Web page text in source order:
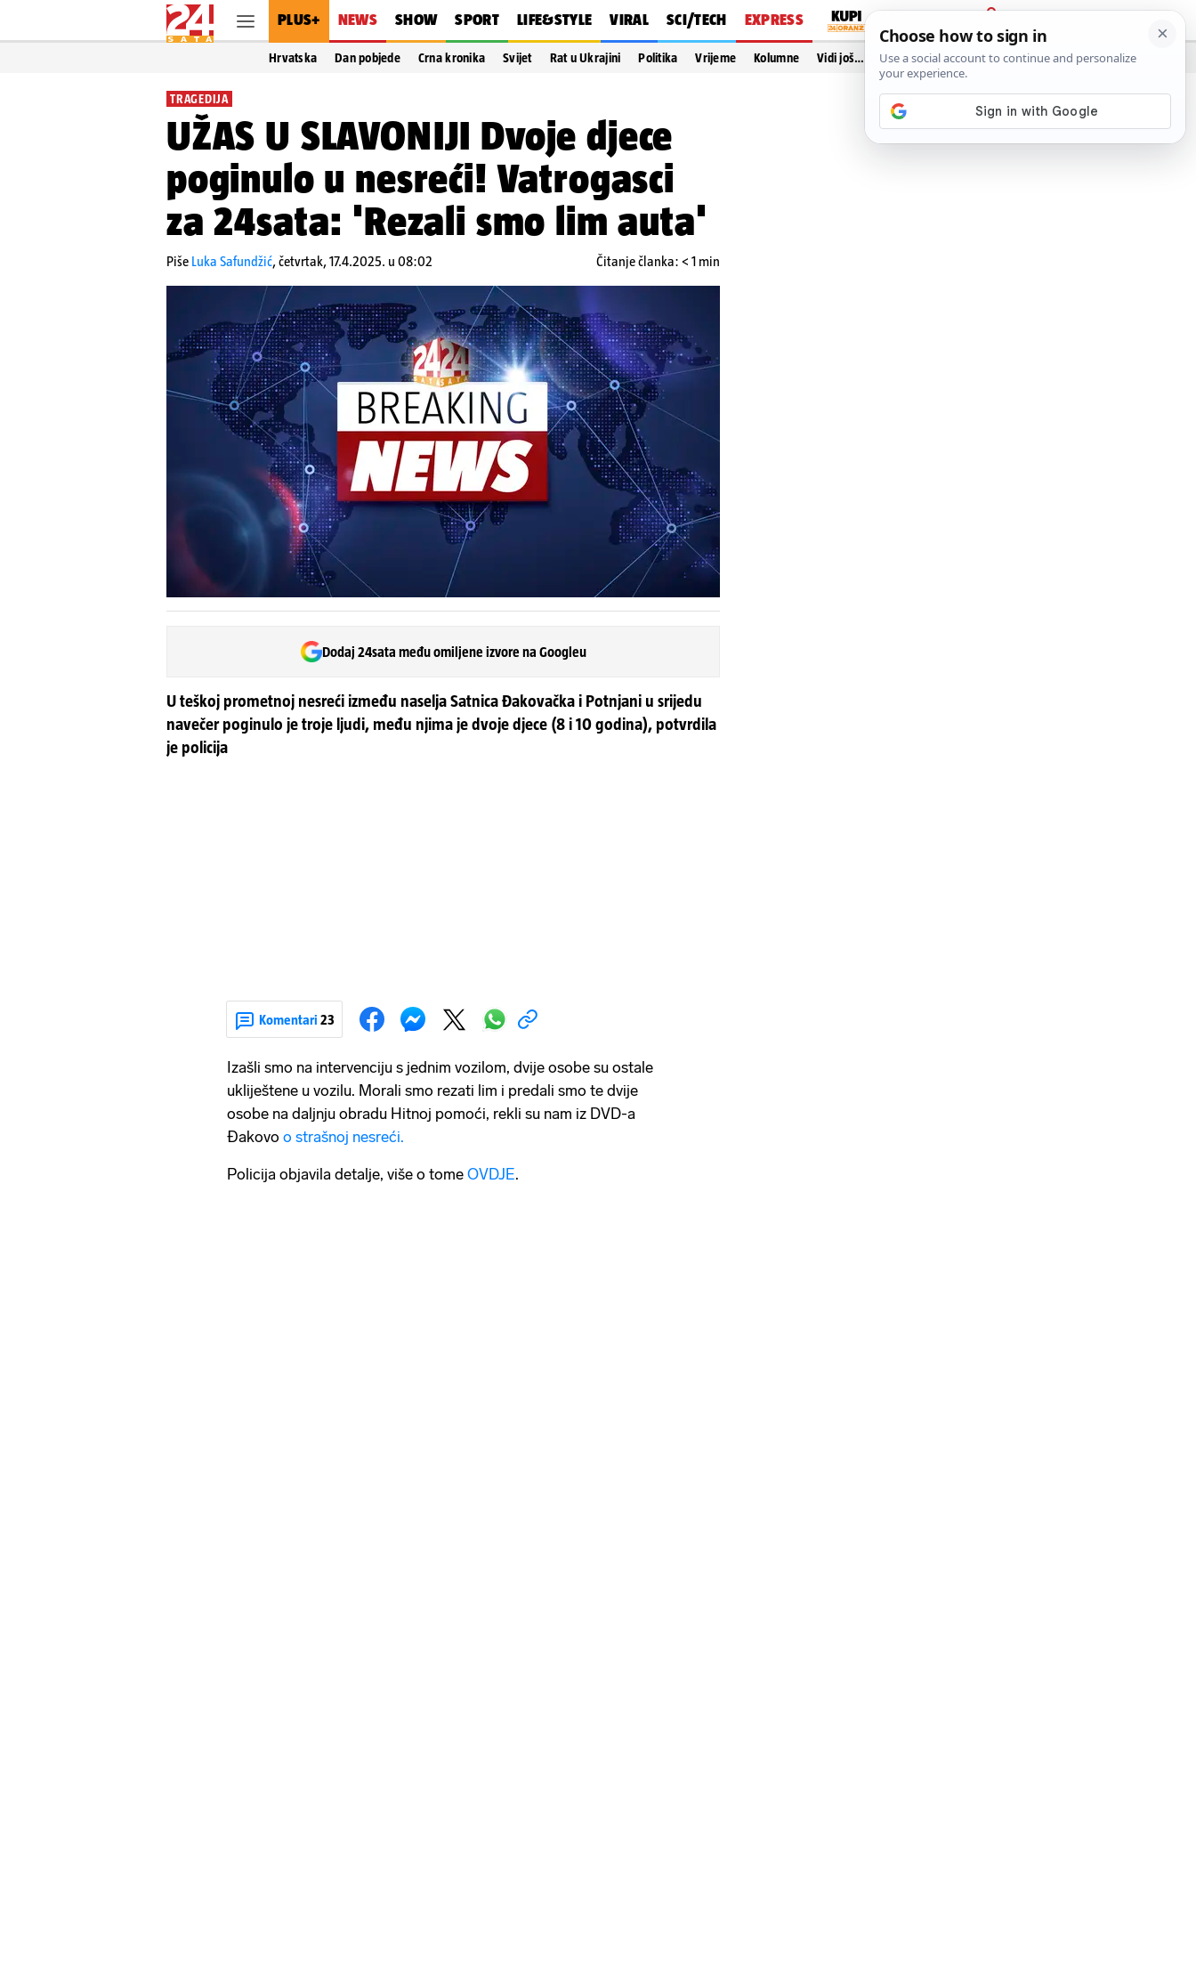
PLUS+ NEWS SHOW SPORT LIFE&STYLE VIRAL SCI/TECH EXPRESS
PRIJAVA
Hrvatska Dan pobjede Crna kronika Svijet Rat u Ukrajini Politika Vrijeme Kolumne Vidi još…
TRAGEDIJA
UŽAS U SLAVONIJI Dvoje djece
poginulo u nesreći! Vatrogasci
za 24sata: 'Rezali smo lim auta'
Piše Luka Safundžić,četvrtak, 17.4.2025. u 08:02 Čitanje članka: < 1 min
Dodaj 24sata među omiljene izvore na Googleu
U teškoj prometnoj nesreći između naselja Satnica Đakovačka i Potnjani u srijedu
navečer poginulo je troje ljudi, među njima je dvoje djece (8 i 10 godina), potvrdila
je policija
Komentari 23
Izašli smo na intervenciju s jednim vozilom, dvije osobe su ostale
ukliještene u vozilu. Morali smo rezati lim i predali smo te dvije
osobe na daljnju obradu Hitnoj pomoći, rekli su nam iz DVD-a
Đakovo o strašnoj nesreći.
Policija objavila detalje, više o tome OVDJE.